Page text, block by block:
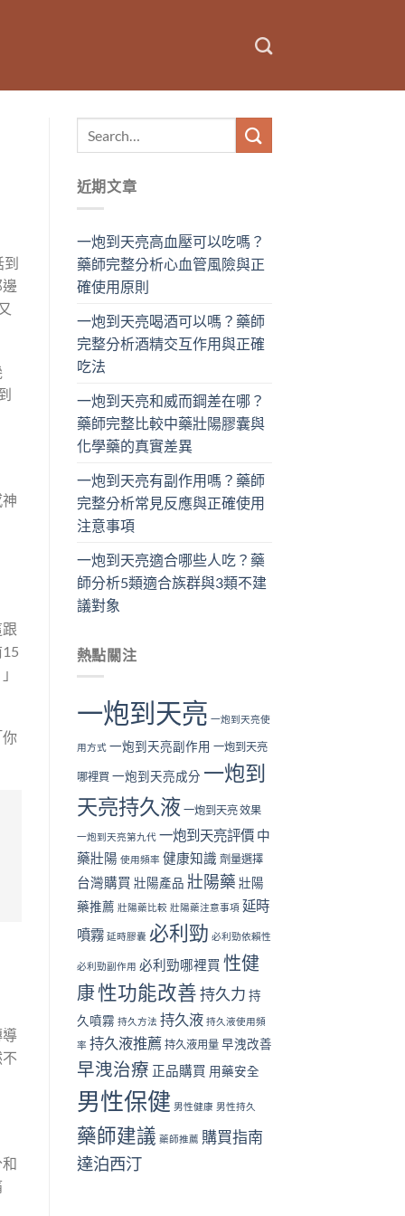
到
近期文章
一炮到天亮高血壓可以吃嗎？
藥師完整分析心血管風險與正
確使用原則
一炮到天亮喝酒可以嗎？藥師
完整分析酒精交互作用與正確
吃法
一炮到天亮和威而鋼差在哪？
藥師完整比較中藥壯陽膠囊與
化學藥的真實差異
一炮到天亮有副作用嗎？藥師
完整分析常見反應與正確使用
注意事項
一炮到天亮適合哪些人吃？藥
師分析5類適合族群與3類不建
議對象
熱點關注
一炮到天亮 一炮到天亮使
用方式 一炮到天亮副作用 一炮到天亮
哪裡買 一炮到天亮成分 一炮到
天亮持久液 一炮到天亮 效果
一炮到天亮第九代 一炮到天亮評價 中
藥壯陽 使用頻率 健康知識 劑量選擇
台灣購買 壯陽產品 壯陽藥 壯陽
藥推薦 壯陽藥比較 壯陽藥注意事項 延時
噴霧 延時膠囊 必利勁 必利勁依賴性
必利勁副作用 必利勁哪裡買 性健
康性功能改善持久力 持
久噴霧 持久方法 持久液 持久液使用頻
率 持久液推薦 持久液用量 早洩改善
早洩治療 正品購買 用藥安全
男性保健 男性健康 男性持久
藥師建議 藥師推薦 購買指南
達泊西汀